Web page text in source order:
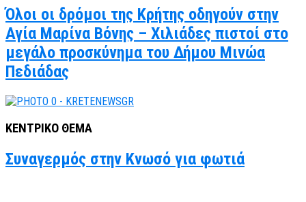
Όλοι οι δρόμοι της Κρήτης οδηγούν στην
Αγία Μαρίνα Βόνης – Χιλιάδες πιστοί στο
μεγάλο προσκύνημα του Δήμου Μινώα
Πεδιάδας
ΚΕΝΤΡΙΚΟ ΘΕΜΑ
Συναγερμός στην Κνωσό για φωτιά